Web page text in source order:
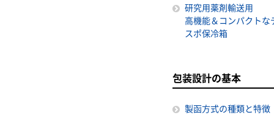
研究用薬剤輸送用
高機能＆コンパクトな
スポ保冷箱
包装設計の基本
製函方式の種類と特徴